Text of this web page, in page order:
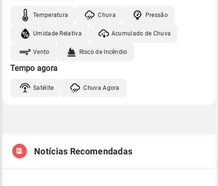
Temperatura Chuva Pressão
Umidade Relativa Acumulado de Chuva
Vento Risco de Incêndio
Tempo agora
Satélite Chuva Agora
Notícias Recomendadas